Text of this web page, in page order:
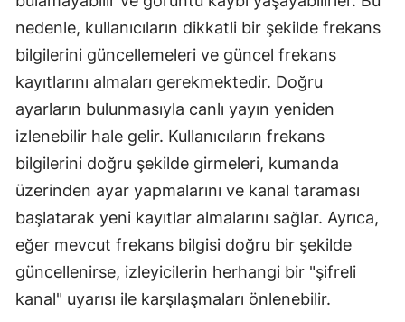
nedenle, kullanıcıların dikkatli bir şekilde frekans
bilgilerini güncellemeleri ve güncel frekans
kayıtlarını almaları gerekmektedir. Doğru
ayarların bulunmasıyla canlı yayın yeniden
izlenebilir hale gelir. Kullanıcıların frekans
bilgilerini doğru şekilde girmeleri, kumanda
üzerinden ayar yapmalarını ve kanal taraması
başlatarak yeni kayıtlar almalarını sağlar. Ayrıca,
eğer mevcut frekans bilgisi doğru bir şekilde
güncellenirse, izleyicilerin herhangi bir "şifreli
kanal" uyarısı ile karşılaşmaları önlenebilir.